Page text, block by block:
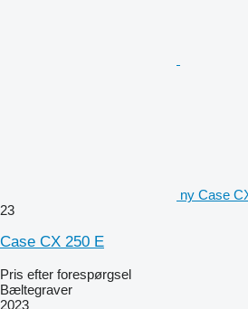
ny Case
23
Case CX 250 E
Pris efter forespørgsel
Bæltegraver
2023